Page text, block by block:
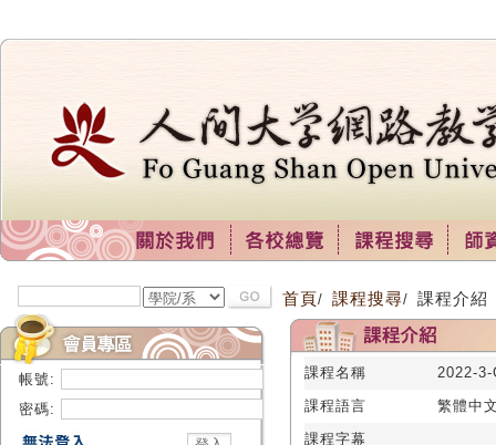
帳號:
密碼:
首頁/ 課程搜尋/ 課程介紹
課程名稱
2022-3-
課程語言
繁體中
課程字幕